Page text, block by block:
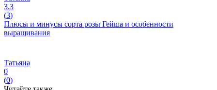
3.3
(3)
Плюсы и минусы сорта розы Гейша и особенности
выращивания
Татьяна
0
(0)